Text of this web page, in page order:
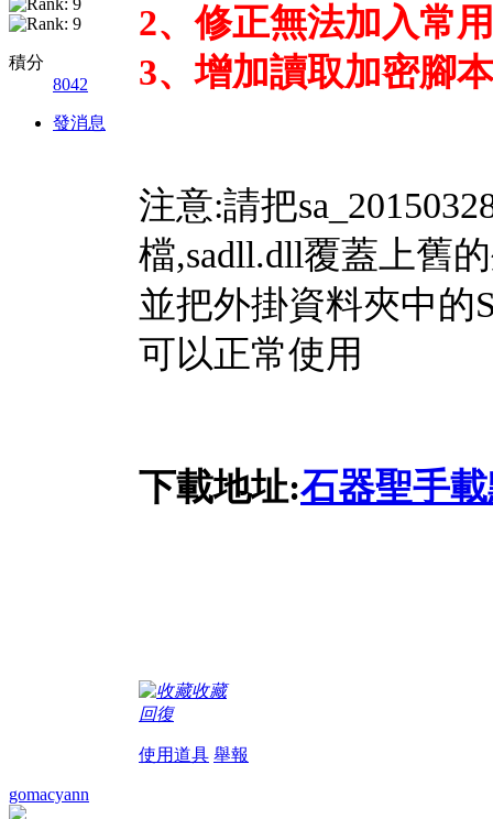
積分
8042
發消息
2、修正無法加入常
3、增加讀取加密腳本
注意:請把
檔,sadll.dll覆蓋上舊
並把外掛資料夾中的
可以正常使用
下載地址:石器聖手
收藏
回復
使用道具 舉報
gomacyann